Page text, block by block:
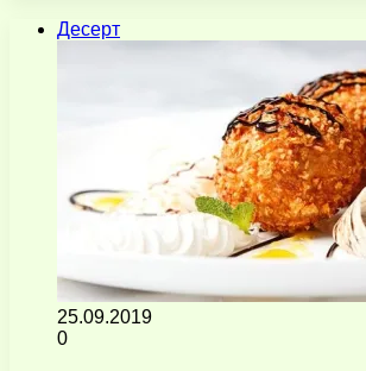
Десерт
25.09.2019
0